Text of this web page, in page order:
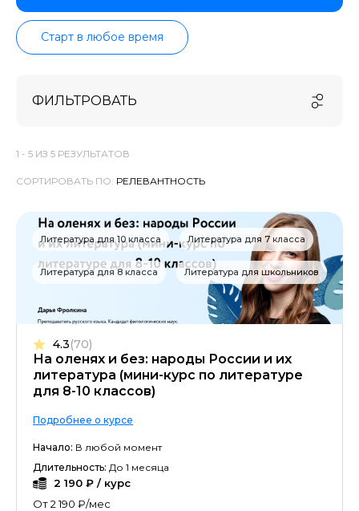
Старт в любое время
ФИЛЬТРОВАТЬ
1 - 5 ИЗ 5 РЕЗУЛЬТАТОВ
СОРТИРОВАТЬ ПО:
Литература для 10 класса Литература для 7 класса
Литература для 8 класса Литература для школьников
На оленях и без: народы России и их
литература (мини-курс по литературе
для 8-10 классов)
4.3(70)
Подробнее о курсе
Начало: В любой момент
Длительность: До 1 месяца
2 190 ₽ / курс
От 2 190 ₽/мес